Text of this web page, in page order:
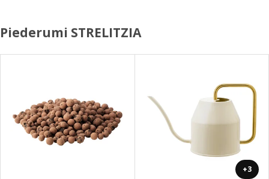
Piederumi STRELITZIA
+3